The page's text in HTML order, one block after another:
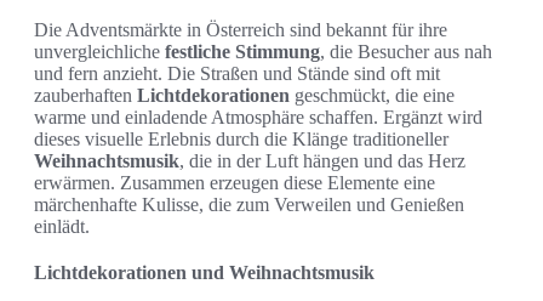
Die Adventsmärkte in Österreich sind bekannt für ihre
unvergleichliche festliche Stimmung, die Besucher aus nah
und fern anzieht. Die Straßen und Stände sind oft mit
zauberhaften Lichtdekorationen geschmückt, die eine
warme und einladende Atmosphäre schaffen. Ergänzt wird
dieses visuelle Erlebnis durch die Klänge traditioneller
Weihnachtsmusik, die in der Luft hängen und das Herz
erwärmen. Zusammen erzeugen diese Elemente eine
märchenhafte Kulisse, die zum Verweilen und Genießen
einlädt.
Lichtdekorationen und Weihnachtsmusik